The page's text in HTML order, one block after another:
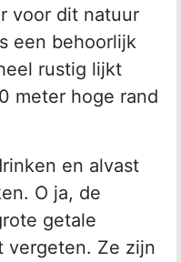
voor dit natuur
een behoorlijk
rustig lijkt
meter hoge rand
en alvast
O ja, de
getale
vergeten. Ze zijn